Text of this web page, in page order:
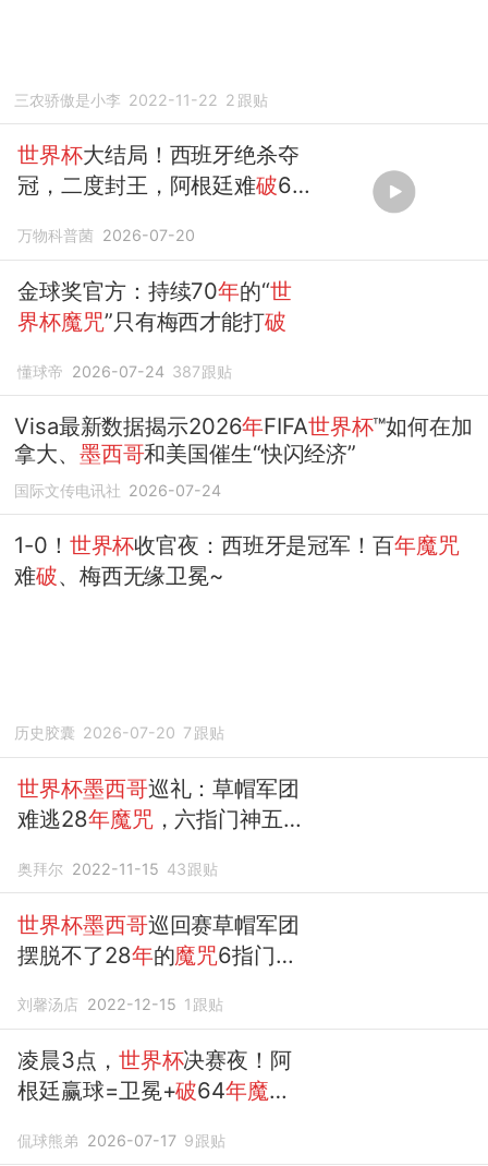
三农骄傲是小李 2022-11-22 2 跟贴
世界杯大结局！西班牙绝杀夺
冠，二度封王，阿根廷难破64
万物科普菌 2026-07-20
金球奖官方：持续70年的“世
界杯魔咒”只有梅西才能打破
懂球帝 2026-07-24 387跟贴
Visa最新数据揭示2026年FIFA世界杯™如何在加
拿大、 墨西哥和美国催生“快闪经济”
国际文传电讯社 2026-07-24
1-0！ 世界杯收官夜：西班牙是冠军！百年魔咒
难破、梅西无缘卫冕~
历史胶囊 2026-07-20 7 跟贴
世界杯墨西哥巡礼：草帽军团
难逃28年魔咒，六指门神五战
奥拜尔 2022-11-15 43跟贴
世界杯墨西哥巡回赛草帽军团
摆脱不了28年的魔咒6指门神5
刘馨汤店 2022-12-15 1 跟贴
凌晨3点， 世界杯决赛夜！阿
根廷赢球=卫冕+破64年魔
侃球熊弟 2026-07-17 9跟贴